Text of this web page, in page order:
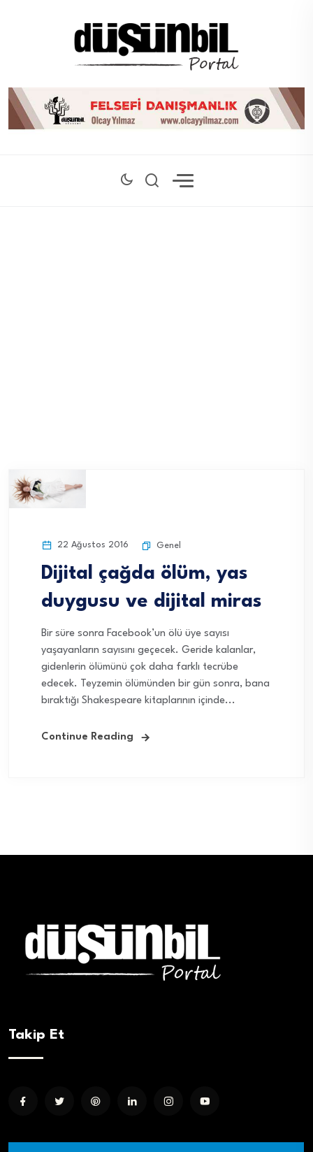
22 Ağustos 2016 Genel
Dijital çağda ölüm, yas
duygusu ve dijital miras
Bir süre sonra Facebook’un ölü üye sayısı
yaşayanların sayısını geçecek. Geride kalanlar,
gidenlerin ölümünü çok daha farklı tecrübe
edecek. Teyzemin ölümünden bir gün sonra, bana
bıraktığı Shakespeare kitaplarının içinde...
Continue Reading
Takip Et